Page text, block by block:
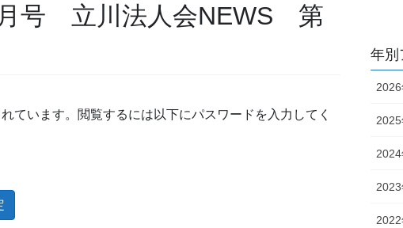
号 立川法人会NEWS 第
ています。閲覧するには以下にパスワードを入力してく
年別